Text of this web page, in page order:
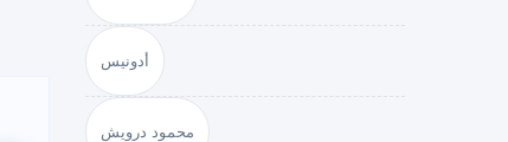
أدونيس
محمود درويش